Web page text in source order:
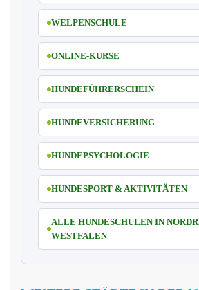
WELPENSCHULE
ONLINE-KURSE
HUNDEFÜHRERSCHEIN
HUNDEVERSICHERUNG
HUNDEPSYCHOLOGIE
HUNDESPORT & AKTIVITÄTEN
ALLE HUNDESCHULEN IN
WESTFALEN